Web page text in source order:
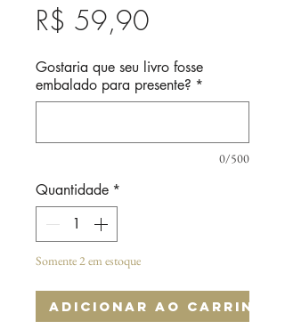
R$ 59,90
Gostaria que seu livro fosse
embalado para presente? *
0/500
Quantidade *
Somente 2 em estoque
Adicionar ao Carrinho